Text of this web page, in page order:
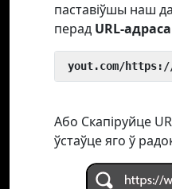
паставіўшы наш
перад URL-
yout.com/https://
Або Скапіруйце
ўстаўце яго ў